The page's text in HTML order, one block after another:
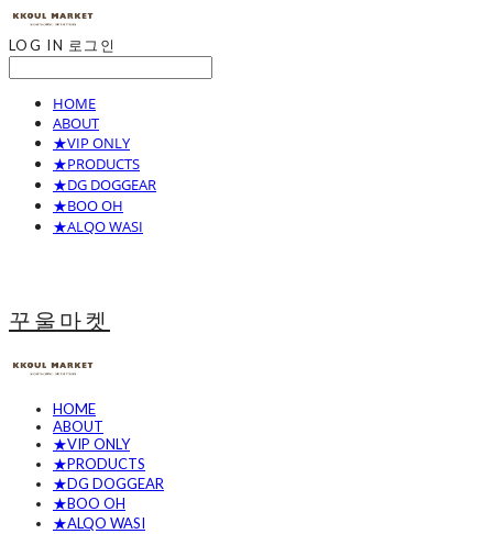
LOG IN 로그인
HOME
ABOUT
★VIP ONLY
★PRODUCTS
★DG DOGGEAR
★BOO OH
★ALQO WASI
꾸울마켓
HOME
ABOUT
★VIP ONLY
★PRODUCTS
★DG DOGGEAR
★BOO OH
★ALQO WASI